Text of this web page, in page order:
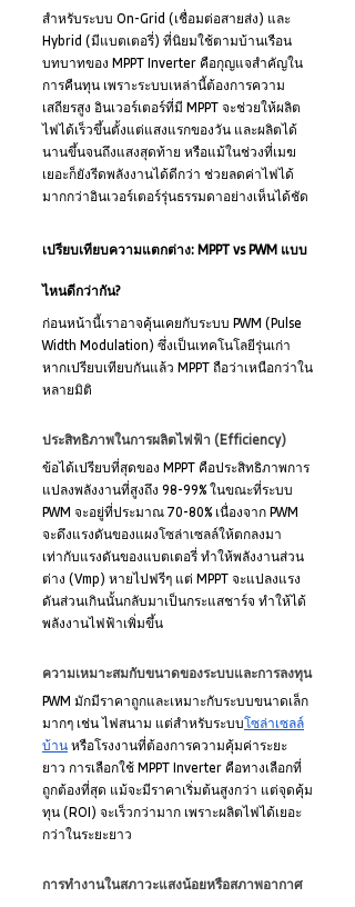
สำหรับระบบ On-Grid (เชื่อมต่อสายส่ง) และ
Hybrid (มีแบตเตอรี่) ที่นิยมใช้ตามบ้านเรือน
บทบาทของ MPPT Inverter คือกุญแจสำคัญใน
การคืนทุน เพราะระบบเหล่านี้ต้องการความ
เสถียรสูง อินเวอร์เตอร์ที่มี MPPT จะช่วยให้ผลิต
ไฟได้เร็วขึ้นตั้งแต่แสงแรกของวัน และผลิตได้
นานขึ้นจนถึงแสงสุดท้าย หรือแม้ในช่วงที่เมฆ
เยอะก็ยังรีดพลังงานได้ดีกว่า ช่วยลดค่าไฟได้
มากกว่าอินเวอร์เตอร์รุ่นธรรมดาอย่างเห็นได้ชัด
เปรียบเทียบความแตกต่าง: MPPT vs PWM แบบ
ไหนดีกว่ากัน?
ก่อนหน้านี้เราอาจคุ้นเคยกับระบบ PWM (Pulse
Width Modulation) ซึ่งเป็นเทคโนโลยีรุ่นเก่า
หากเปรียบเทียบกันแล้ว MPPT ถือว่าเหนือกว่าใน
หลายมิติ
ประสิทธิภาพในการผลิตไฟฟ้า (Efficiency)
ข้อได้เปรียบที่สุดของ MPPT คือประสิทธิภาพการ
แปลงพลังงานที่สูงถึง 98-99% ในขณะที่ระบบ
PWM จะอยู่ที่ประมาณ 70-80% เนื่องจาก PWM
จะดึงแรงดันของแผงโซล่าเซลล์ให้ตกลงมา
เท่ากับแรงดันของแบตเตอรี่ ทำให้พลังงานส่วน
ต่าง (Vmp) หายไปฟรีๆ แต่ MPPT จะแปลงแรง
ดันส่วนเกินนั้นกลับมาเป็นกระแสชาร์จ ทำให้ได้
พลังงานไฟฟ้าเพิ่มขึ้น
ความเหมาะสมกับขนาดของระบบและการลงทุน
PWM มักมีราคาถูกและเหมาะกับระบบขนาดเล็ก
มากๆ เช่น ไฟสนาม แต่สำหรับระบบ โซล่าเซลล์
บ้าน หรือโรงงานที่ต้องการความคุ้มค่าระยะ
ยาว การเลือกใช้ MPPT Inverter คือทางเลือกที่
ถูกต้องที่สุด แม้จะมีราคาเริ่มต้นสูงกว่า แต่จุดคุ้ม
ทุน (ROI) จะเร็วกว่ามาก เพราะผลิตไฟได้เยอะ
กว่าในระยะยาว
การทำงานในสภาวะแสงน้อยหรือสภาพอากาศ